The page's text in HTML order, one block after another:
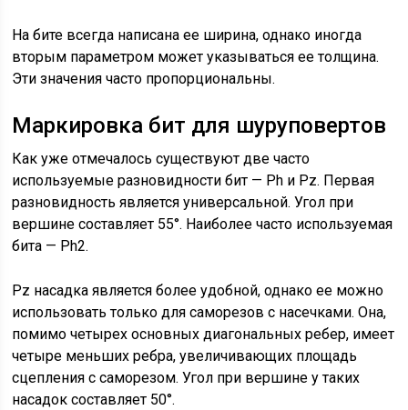
На бите всегда написана ее ширина, однако иногда
вторым параметром может указываться ее толщина.
Эти значения часто пропорциональны.
Маркировка бит для шуруповертов
Как уже отмечалось существуют две часто
используемые разновидности бит — Ph и Pz. Первая
разновидность является универсальной. Угол при
вершине составляет 55°. Наиболее часто используемая
бита — Ph2.
Pz насадка является более удобной, однако ее можно
использовать только для саморезов с насечками. Она,
помимо четырех основных диагональных ребер, имеет
четыре меньших ребра, увеличивающих площадь
сцепления с саморезом. Угол при вершине у таких
насадок составляет 50°.